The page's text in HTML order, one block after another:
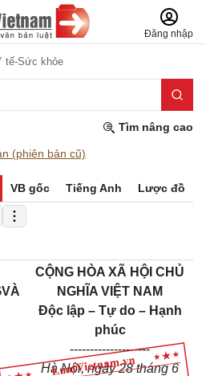
Đăng nhập
tế-Sức khỏe
Tìm nâng cao
(phiên bản cũ)
VB gốc Tiếng Anh Lược đồ
CỘNG HÒA XÃ HỘI CHỦ
NGHĨA VIỆT NAM
Độc lập – Tự do – Hạnh
phúc
--------------------
Hà Nội, ngày 28 tháng 6